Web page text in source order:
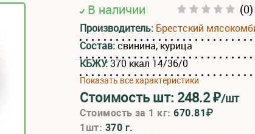
В наличии (0)
Производитель: Брестский
Состав:свинина, курица
КБЖУ:370 ккал 14/36/0
Показать все характеристики
Стоимость шт: 248.2₽/шт
Стоимость за 1 кг:670.81₽
1шт: 370 г.